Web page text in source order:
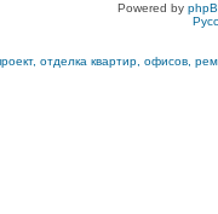
Powered by